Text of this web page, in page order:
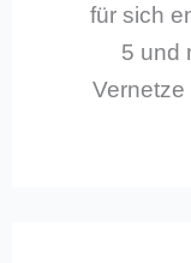
für sich
5 und
Vernetze